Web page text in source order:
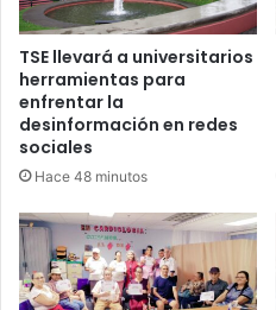
TSE llevará a universitarios
herramientas para
enfrentar la
desinformación en redes
sociales
Hace 48 minutos